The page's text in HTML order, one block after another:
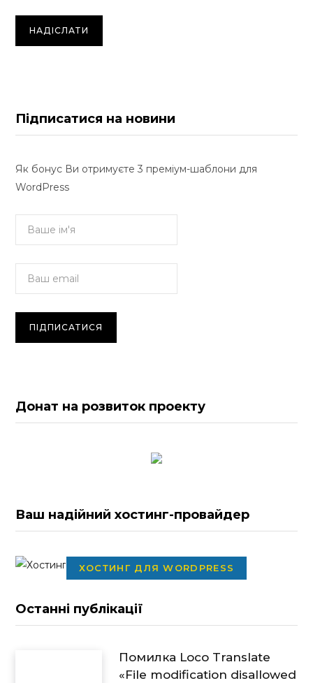
Підписатися на новини
Як бонус Ви отримуєте 3 преміум-шаблони для
WordPress
Донат на розвиток проекту
Ваш надійний хостинг-провайдер
ХОСТИНГ ДЛЯ WORDPRESS
Останні публікації
Помилка Loco Translate
«File modification disallowed